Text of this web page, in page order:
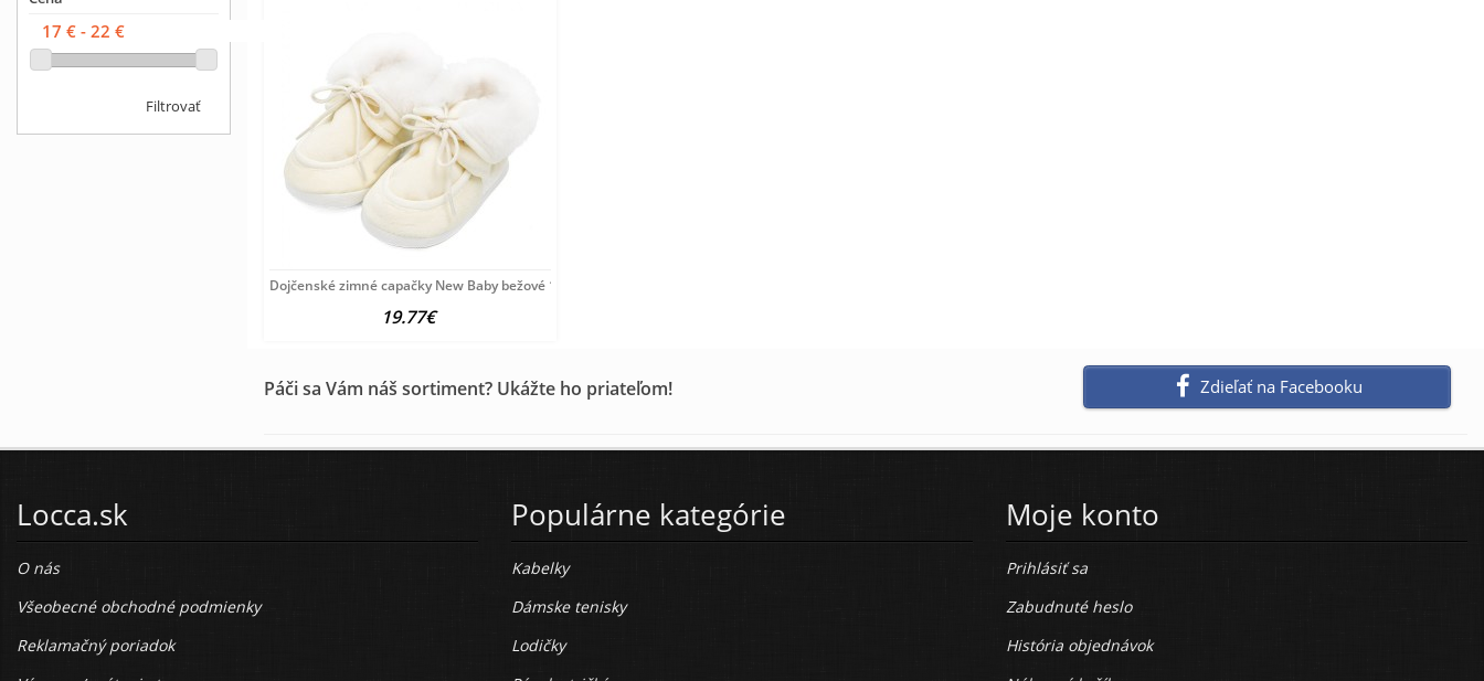
Dojčenské zimné capačky New Baby bežové 12-18 m
19.77€
Páči sa Vám náš sortiment? Ukážte ho priateľom! Zdieľať na Facebooku
Filtrovať
Locca.sk
O nás
Všeobecné obchodné podmienky
Reklamačný poriadok
Populárne kategórie
Kabelky
Dámske tenisky
Lodičky
Moje konto
Prihlásiť sa
Zabudnuté heslo
História objednávok